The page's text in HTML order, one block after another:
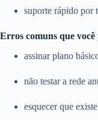
suporte rápido por
Erros comuns que
assinar plano
não testar a rede
esquecer que